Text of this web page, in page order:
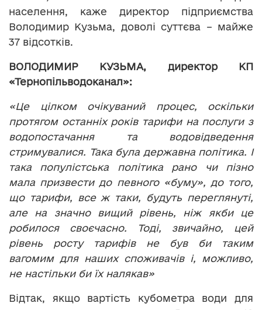
населення, каже директор підприємства
Володимир Кузьма, доволі суттєва – майже
37 відсотків.
ВОЛОДИМИР КУЗЬМА, директор КП
«Тернопільводоканал»:
«Це цілкомочікуваний процес, оскільки
протягом останніх років тарифи на послуги з
водопостачання та водовідведення
стримувалися. Така була державна політика. І
така популістська політика рано чи пізно
мала призвести до певного «буму», до того,
що тарифи, все ж таки, будуть переглянуті,
але на значно вищий рівень, ніж якби це
робилося своєчасно. Тоді, звичайно, цей
рівень росту тарифів не був би таким
вагомим для наших споживачів і, можливо,
не настільки би їх налякав»
Відтак, якщо вартість кубометра води для